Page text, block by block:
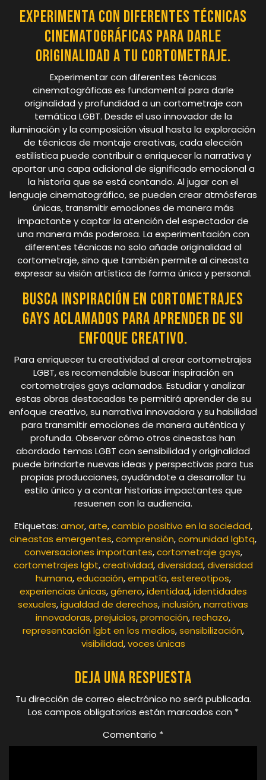
Experimenta con diferentes técnicas
cinematográficas para darle
originalidad a tu cortometraje.
Experimentar con diferentes técnicas
cinematográficas es fundamental para darle
originalidad y profundidad a un cortometraje con
temática LGBT. Desde el uso innovador de la
iluminación y la composición visual hasta la exploración
de técnicas de montaje creativas, cada elección
estilística puede contribuir a enriquecer la narrativa y
aportar una capa adicional de significado emocional a
la historia que se está contando. Al jugar con el
lenguaje cinematográfico, se pueden crear atmósferas
únicas, transmitir emociones de manera más
impactante y captar la atención del espectador de
una manera más poderosa. La experimentación con
diferentes técnicas no solo añade originalidad al
cortometraje, sino que también permite al cineasta
expresar su visión artística de forma única y personal.
Busca inspiración en cortometrajes
gays aclamados para aprender de su
enfoque creativo.
Para enriquecer tu creatividad al crear cortometrajes
LGBT, es recomendable buscar inspiración en
cortometrajes gays aclamados. Estudiar y analizar
estas obras destacadas te permitirá aprender de su
enfoque creativo, su narrativa innovadora y su habilidad
para transmitir emociones de manera auténtica y
profunda. Observar cómo otros cineastas han
abordado temas LGBT con sensibilidad y originalidad
puede brindarte nuevas ideas y perspectivas para tus
propias producciones, ayudándote a desarrollar tu
estilo único y a contar historias impactantes que
resuenen con la audiencia.
Etiquetas: amor,arte,cambio positivo en la sociedad,
cineastas emergentes,comprensión,comunidad lgbtq,
conversaciones importantes,cortometraje gays,
cortometrajes lgbt,creatividad,diversidad,diversidad
humana,educación,empatía,estereotipos,
experiencias únicas,género,identidad,identidades
sexuales,igualdad de derechos,inclusión,narrativas
innovadoras,prejuicios,promoción,rechazo,
representación lgbt en los medios,sensibilización,
visibilidad,voces únicas
Deja una respuesta
Tu dirección de correo electrónico no será publicada.
Los campos obligatorios están marcados con *
Comentario *